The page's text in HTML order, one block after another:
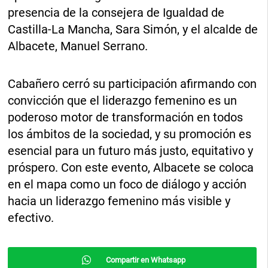
presencia de la consejera de Igualdad de
Castilla-La Mancha, Sara Simón, y el alcalde de
Albacete, Manuel Serrano.
Cabañero cerró su participación afirmando con
convicción que el liderazgo femenino es un
poderoso motor de transformación en todos
los ámbitos de la sociedad, y su promoción es
esencial para un futuro más justo, equitativo y
próspero. Con este evento, Albacete se coloca
en el mapa como un foco de diálogo y acción
hacia un liderazgo femenino más visible y
efectivo.
Compartir en Whatsapp